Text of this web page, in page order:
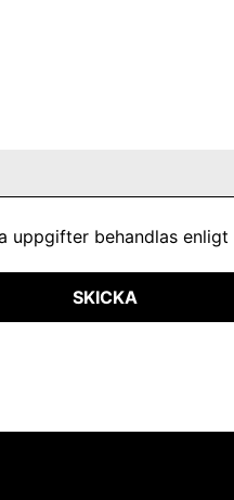
uppgifter behandlas enligt
SKICKA